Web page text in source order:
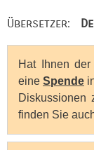
Übersetzer:
Hat Ihnen
eine Spende
Diskussionen
finden Sie